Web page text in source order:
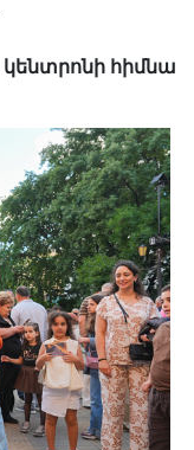
կենտրոնի հիմնա